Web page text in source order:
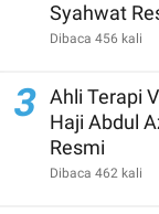
Syahwat
Dibaca 456 kali
3 Ahli Terapi
Haji Abdul
Resmi
Dibaca 462 kali